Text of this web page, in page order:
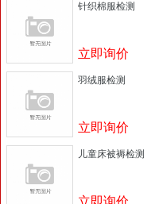
针织棉服检测
立即询价
羽绒服检测
立即询价
儿童床被褥检测
立即询价